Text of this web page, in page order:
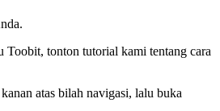
Toobit, tonton tutorial kami tentang cara
atas bilah navigasi, lalu buka